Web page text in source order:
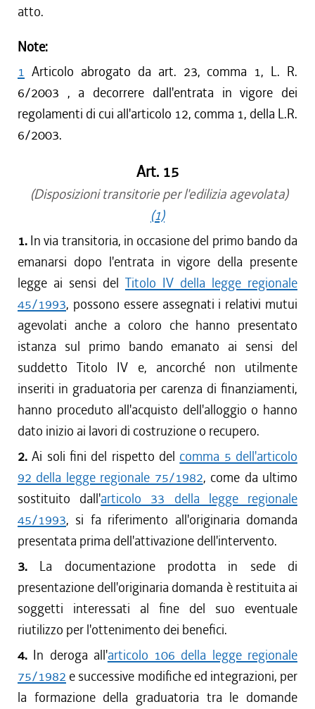
atto.
Note:
1 Articolo abrogato da art. 23, comma 1, L. R.
6/2003 , a decorrere dall'entrata in vigore dei
regolamenti di cui all'articolo 12, comma 1, della L.R.
6/2003.
Art. 15
(Disposizioni transitorie per l'edilizia agevolata)
(1)
1. In via transitoria, in occasione del primo bando da
emanarsi dopo l'entrata in vigore della presente
legge ai sensi del Titolo IV della legge regionale
45/1993, possono essere assegnati i relativi mutui
agevolati anche a coloro che hanno presentato
istanza sul primo bando emanato ai sensi del
suddetto Titolo IV e, ancorché non utilmente
inseriti in graduatoria per carenza di finanziamenti,
hanno proceduto all'acquisto dell'alloggio o hanno
dato inizio ai lavori di costruzione o recupero.
2. Ai soli fini del rispetto del comma 5 dell'articolo
92 della legge regionale 75/1982, come da ultimo
sostituito dall'articolo 33 della legge regionale
45/1993, si fa riferimento all'originaria domanda
presentata prima dell'attivazione dell'intervento.
3. La documentazione prodotta in sede di
presentazione dell'originaria domanda è restituita ai
soggetti interessati al fine del suo eventuale
riutilizzo per l'ottenimento dei benefici.
4. In deroga all'articolo 106 della legge regionale
75/1982 e successive modifiche ed integrazioni, per
la formazione della graduatoria tra le domande